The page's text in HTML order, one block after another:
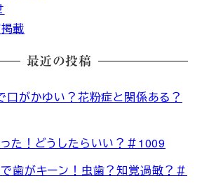
載
最近の投稿
口がかゆい？花粉症と関係ある？
た！どうしたらいい？＃1009
歯がキーン！虫歯？知覚過敏？＃